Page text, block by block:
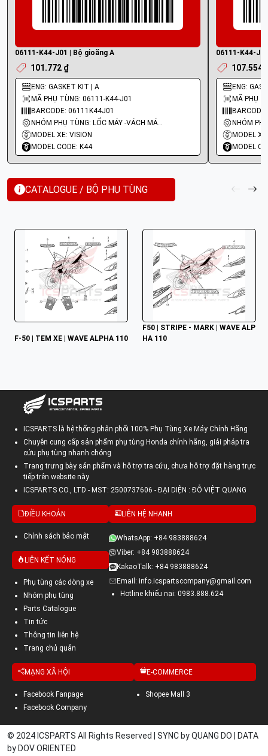
06111-K44-J01 | Bộ gioăng A
101.772 ₫
ENG: GASKET KIT | A
MÃ PHỤ TÙNG: 06111-K44-J01
BARCODE: 06111K44J01
NHÓM PHỤ TÙNG: LỐC MÁY -VÁCH MÁY - GIOĂNG MÁY
MODEL XE: VISION
MODEL CODE: K44
06111-K44-
107.554
ENG:
MÃ PHỤ
MODEL
MODEL
CATALOGUE / BỘ PHỤ TÙNG
F-50 | TEM XE | WAVE ALPHA 110
F50 | STRIPE - MARK | WAVE ALP
HA 110
ICSPARTS là hệ thống phân phối 100% Phụ Tùng Xe Máy Chính Hãng
Chuyên cung cấp sản phẩm phụ tùng Honda chính hãng, giải pháp tra
cứu phụ tùng nhanh chóng
Trang trưng bày sản phẩm và hỗ trợ tra cứu, chưa hỗ trợ đặt hàng trực
tiếp trên website này
ICSPARTS CO., LTD - MST: 2500737606 - ĐẠI DIỆN : ĐỖ VIỆT QUANG
ĐIỀU KHOẢN
Chính sách bảo mật
LIÊN KẾT NÓNG
Phụ tùng các dòng xe
Nhóm phụ tùng
Parts Catalogue
Tin tức
Thông tin liên hệ
Trang chủ quản
LIÊN HỆ NHANH
WhatsApp: +84 983888624
Viber: +84 983888624
KakaoTalk: +84 983888624
Email: info.icspartscompany@gmail.com
Hotline khiếu nại: 0983.888.624
MẠNG XÃ HỘI
Facebook Fanpage
Facebook Company
E-COMMERCE
Shopee Mall 3
© 2024 ICSPARTS All Rights Reserved | SYNC by QUANG DO | DATA
by DOV ORIENTED